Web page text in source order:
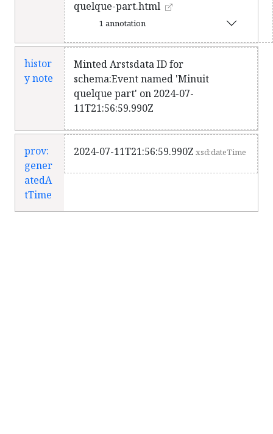
le spectacle rappelle qu’il est
toujours l’heure de danser et rêver,
puisqu’il est toujours Minuit quelque
quelque-part.html
1 annotation
histor
y note
Minted Arstsdata ID for
schema:Event named 'Minuit
quelque part' on 2024-07-
11T21:56:59.990Z
prov:
gener
atedA
tTime
2024-07-11T21:56:59.990Z xsd:dateTime